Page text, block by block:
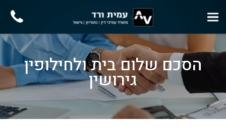
הסכם שלום בית ולחילופין
גירושין